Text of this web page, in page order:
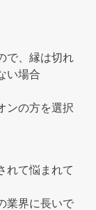
で、縁は切れ
い場合
ンの方を選択
れて悩まれて
業界に長いで